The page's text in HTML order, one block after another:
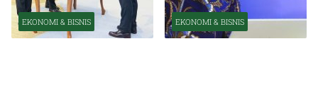
EKONOMI & BISNIS EKONOMI & BISNIS